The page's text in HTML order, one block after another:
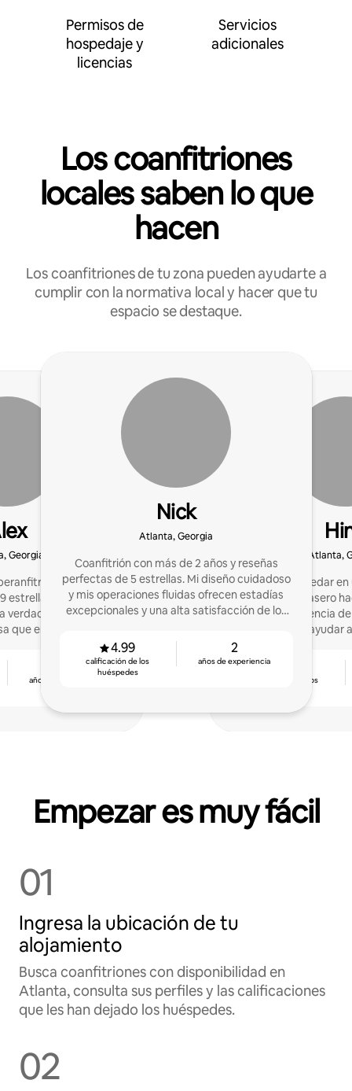
Permisos de
hospedaje y
licencias
Servicios
adicionales
Los coanfitriones
locales saben lo que
hacen
Los coanfitriones de tu zona pueden ayudarte a
cumplir con la normativa local y hacer que tu
espacio se destaque.
Georgia
en Atlanta y
estrellas, ayudo a los
verdadera experiencia
que entusiasme a los
años de experiencia
Nick
Atlanta, Georgia
Coanfitrión con más de 2 años y reseñas
perfectas de 5 estrellas. Mi diseño cuidadoso
y mis operaciones fluidas ofrecen estadías
excepcionales y una alta satisfacción de los
4.99
calificación de los
huéspedes
2
años de experiencia
Atlanta,
Empecé a hospedar
en mi patio trasero
gran experiencia
encantaría ayudar
calificación de los
Empezar es muy fácil
01
Ingresa la ubicación de tu
alojamiento
Busca coanfitriones con disponibilidad en
Atlanta, consulta sus perfiles y las calificaciones
que les han dejado los huéspedes.
02